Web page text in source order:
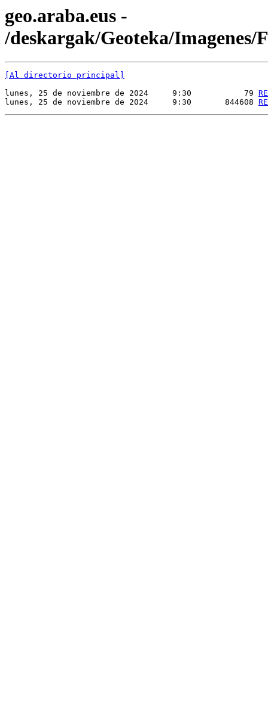
geo.araba.eus -
/deskargak/Geoteka/Imagenes/
[Al directorio principal]
lunes, 25 de noviembre de 2024     9:30           79
lunes, 25 de noviembre de 2024     9:30       844608